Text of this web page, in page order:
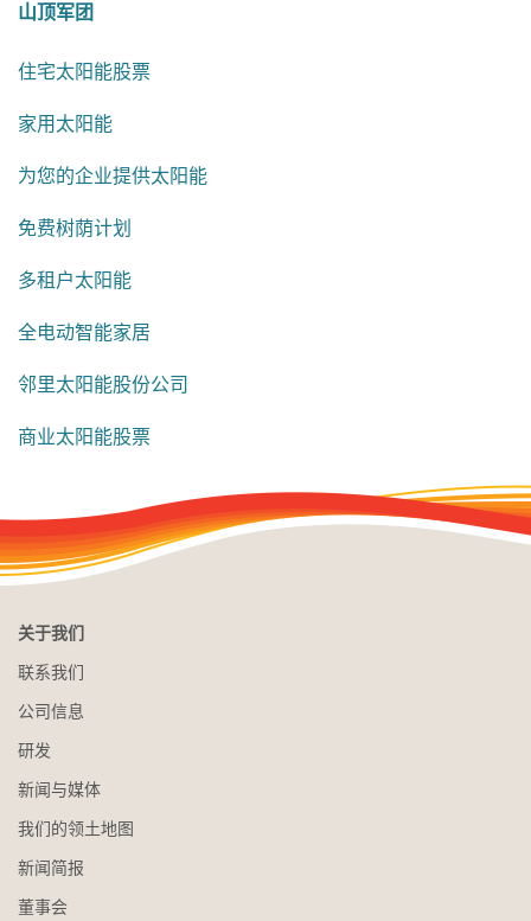
山顶军团
住宅太阳能股票
家用太阳能
为您的企业提供太阳能
免费树荫计划
多租户太阳能
全电动智能家居
邻里太阳能股份公司
商业太阳能股票
关于我们
联系我们
公司信息
研发
新闻与媒体
我们的领土地图
新闻简报
董事会